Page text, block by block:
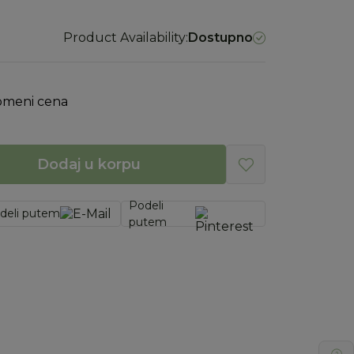
Product Availability:Dostupno
cena
Dodaj u korpu
putem
Podeli
putem